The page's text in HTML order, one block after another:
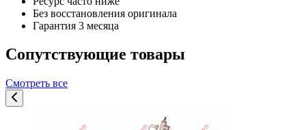
Без восстановления оригинала
Гарантия 3 месяца
Сопутствующие товары
Смотреть все